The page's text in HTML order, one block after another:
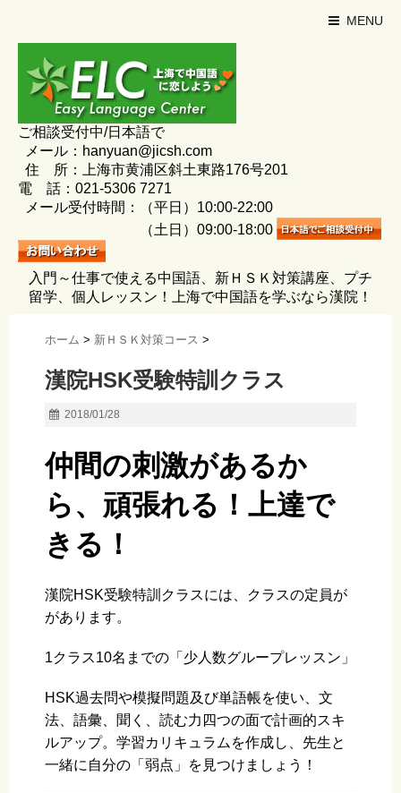
MENU
ご相談受付中/日本語で
メール：hanyuan@jicsh.com
住 所：上海市黄浦区斜土東路176号201
電 話：021-5306 7271
メール受付時間：（平日）10:00-22:00
（土日）09:00-18:00
入門～仕事で使える中国語、新ＨＳＫ対策講座、プチ
留学、個人レッスン！上海で中国語を学ぶなら漢院！
ホーム > 新ＨＳＫ対策コース >
漢院HSK受験特訓クラス
2018/01/28
仲間の刺激があるか
ら、頑張れる！上達で
きる！
漢院HSK受験特訓クラスには、クラスの定員が
があります。
1クラス10名までの「少人数グループレッスン」
HSK過去問や模擬問題及び単語帳を使い、文
法、語彙、聞く、読む力四つの面で計画的スキ
ルアップ。学習カリキュラムを作成し、先生と
一緒に自分の「弱点」を見つけましょう！